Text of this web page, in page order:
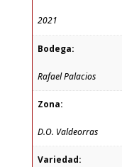
2021
Bodega:
Rafael Palacios
Zona:
D.O. Valdeorras
Variedad: